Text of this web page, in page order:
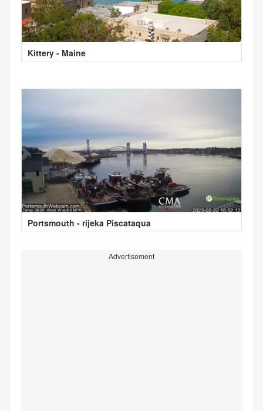
Kittery - Maine
Portsmouth - rijeka Piscataqua
Advertisement